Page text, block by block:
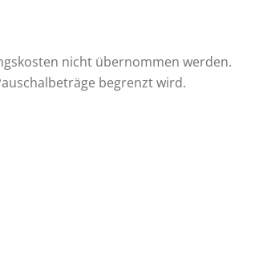
nicht übernommen werden.
begrenzt wird.